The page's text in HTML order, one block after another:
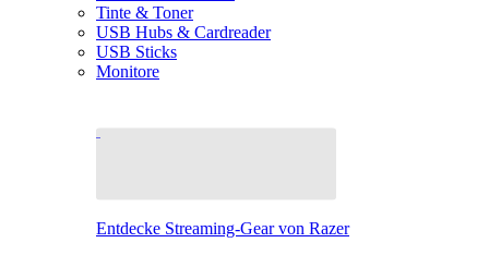
Tinte & Toner
USB Hubs & Cardreader
USB Sticks
Monitore
Entdecke Streaming-Gear von Razer